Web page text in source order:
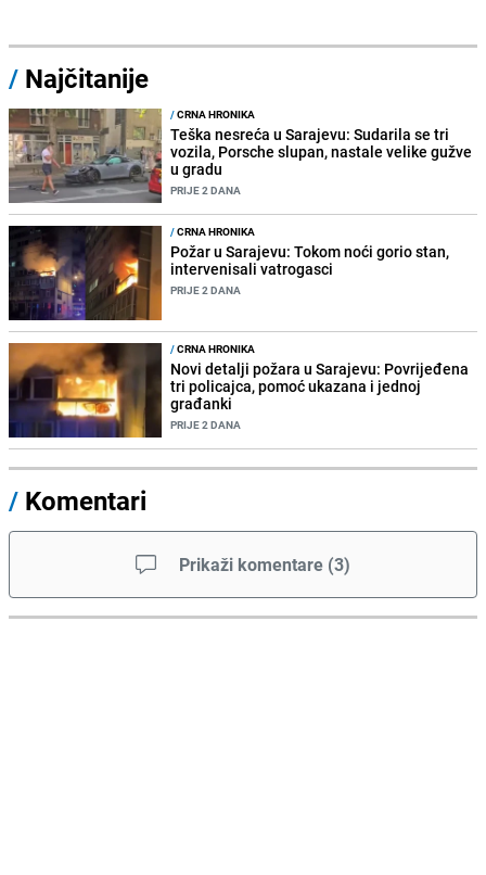
/ Najčitanije
/CRNA HRONIKA
Teška nesreća u Sarajevu: Sudarila se tri
vozila, Porsche slupan, nastale velike gužve
u gradu
PRIJE 2 DANA
/CRNA HRONIKA
Požar u Sarajevu: Tokom noći gorio stan,
intervenisali vatrogasci
PRIJE 2 DANA
/CRNA HRONIKA
Novi detalji požara u Sarajevu: Povrijeđena
tri policajca, pomoć ukazana i jednoj
građanki
PRIJE 2 DANA
/ Komentari
Prikaži komentare (3)